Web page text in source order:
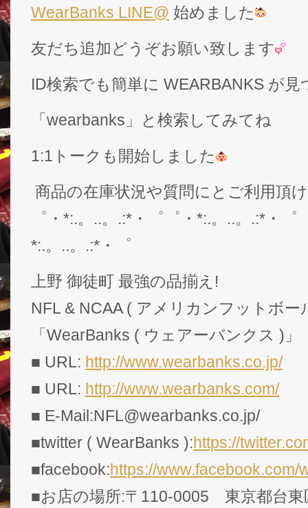
WearBanks LINE@ 始めました
友だち追加どうぞお願い致します
ID検索でも簡単に WEARBANKS が
「wearbanks」と検索してみてね
1:1トークも開始しました
商品の在庫状況や質問にとご利用頂
゜・*:.。..。.:*・゜゜・*:.。..。.:*・
*:.。..。.:*・゜
上野 御徒町 最強の品揃え!
NFL & NCAA ( アメリカンフットボー
「WearBanks ( ウェアーバンクス )」
■ URL: http://www.wearbanks.co.jp/
■ URL: http://www.wearbanks.com/
■ E-Mail:NFL@wearbanks.co.jp/
■twitter ( WearBanks ):https://
■facebook:https://www.facebook.com/
■お店の場所:〒110-0005 東京都台